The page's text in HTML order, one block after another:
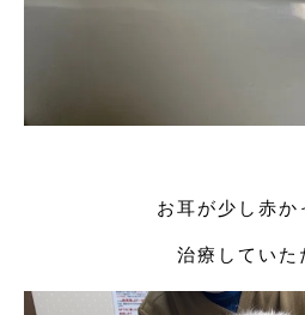
お耳が少し赤か
治療していた